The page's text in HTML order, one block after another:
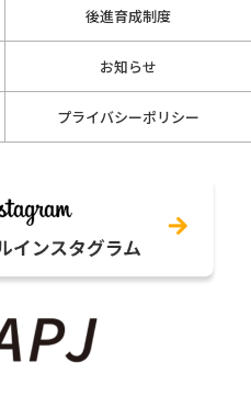
後進育成制度
お知らせ
プライバシーポリシー